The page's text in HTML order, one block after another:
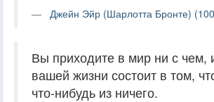
Джейн Эйр (Шарлотта Бронте)
Вы приходите в мир ни с чем,
вашей жизни состоит в том,
что-нибудь из ничего.